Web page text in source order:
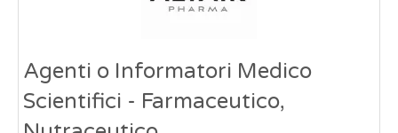
Agenti o Informatori Medico
Scientifici - Farmaceutico,